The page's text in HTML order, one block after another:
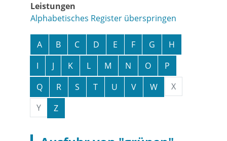
Leistungen
Alphabetisches Register überspringen
A B C D E F G
H
I
J K L M N O
P
Q
R S T U V W
X
Y
Z